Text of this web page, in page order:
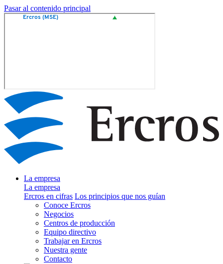
Pasar al contenido principal
La empresa
La empresa
Ercros en cifras Los principios que nos guían
Conoce Ercros
Negocios
Centros de producción
Equipo directivo
Trabajar en Ercros
Nuestra gente
Contacto